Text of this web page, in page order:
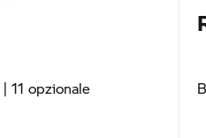
| 11 opzionale